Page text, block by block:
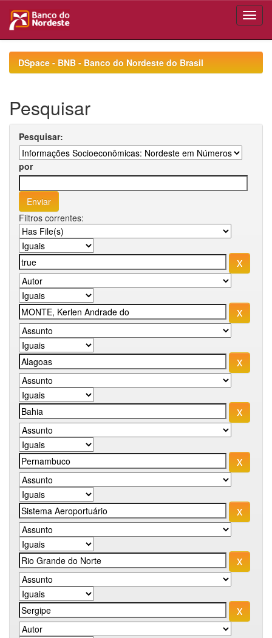
navigationDSpace - BNB - Banco do Nordeste do Brasil
Pesquisar
Pesquisar:
por
Filtros correntes: